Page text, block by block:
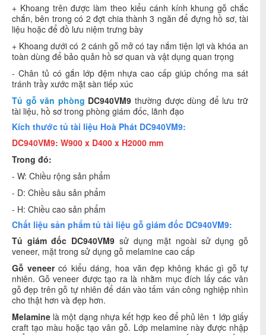
+ Khoang trên được làm theo kiểu cánh kính khung gỗ chắc
chắn, bên trong có 2 đợt chia thành 3 ngăn để đựng hồ sơ, tài
liệu hoặc để đồ lưu niệm trưng bày
+ Khoang dưới có 2 cánh gỗ mở có tay nắm tiện lợi và khóa an
toàn dùng để bảo quản hồ sơ quan và vật dụng quan trọng
- Chân tủ có gắn lớp đệm nhựa cao cấp giúp chống ma sát
tránh trầy xước mặt sàn tiếp xúc
Tủ gỗ văn phòng DC940VM9thường được dùng để lưu trữ
tài liệu, hồ sơ trong phòng giám đốc, lãnh đạo
Kích thước tủ tài liệu Hoà Phát DC940VM9:
DC940VM9: W900 x D400 x H2000 mm
Trong đó:
- W: Chiều rộng sản phẩm
- D: Chiều sâu sản phẩm
- H: Chiều cao sản phẩm
Chất liệu sản phẩm tủ tài liệu gỗ giám đốc DC940VM9:
Tủ giám đốc DC940VM9 sử dụng mặt ngoài sử dụng gỗ
veneer, mặt trong sử dụng gỗ melamine cao cấp
Gỗ veneercó kiểu dáng, hoa văn đẹp không khác gì gỗ tự
nhiên. Gỗ veneer được tạo ra là nhằm mục đích lấy các vân
gỗ đẹp trên gỗ tự nhiên để dán vào tấm ván công nghiệp nhìn
cho thật hơn và đẹp hơn.
Melamine là một dạng nhựa kết hợp keo để phủ lên 1 lớp giấy
craft tạo màu hoặc tạo vân gỗ. Lớp melamine này được nhập